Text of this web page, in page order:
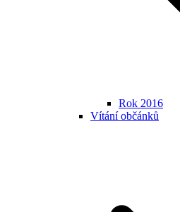
Rok 2016
Vítání občánků